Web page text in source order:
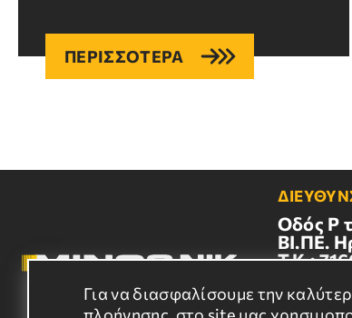
Για να διασφαλίσουμε την
ΠΕΡΙΣΣΟΤΕΡΑ
Οδός Ρ
BI.ΠΕ.
Τ.Κ.:
E-MAIL